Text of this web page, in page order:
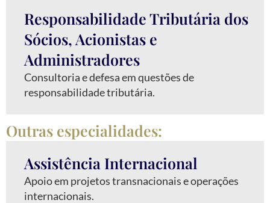
Responsabilidade Tributária dos
Sócios, Acionistas e
Administradores
Consultoria e defesa em questões de
responsabilidade tributária.
Outras especialidades:
Assistência Internacional
Apoio em projetos transnacionais e operações
internacionais.